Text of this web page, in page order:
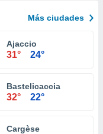
Más ciudades
Ajaccio
31° 24°
Bastelicaccia
32° 22°
Cargèse